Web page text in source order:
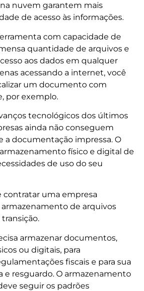
nuvem garantem mais
de acesso às informações.
com capacidade de
quantidade de arquivos e
aos dados em qualquer
acessando a internet, você
um documento com
por exemplo.
tecnológicos dos últimos
ainda não conseguem
a documentação impressa. O
físico e digital de
de uso do seu
contratar uma empresa
de arquivos
transição.
armazenar documentos,
ou digitais, para
fiscais e para sua
e resguardo. O armazenamento
seguir os padrões